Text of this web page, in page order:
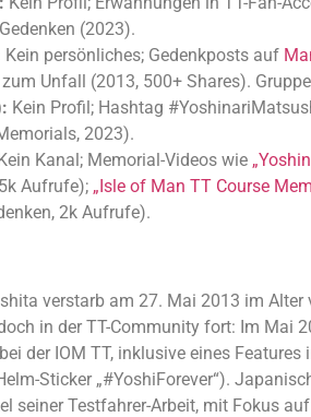
(2023).
Kein persönliches; Gedenkposts auf
Unfall (2013, 500+ Shares).
Kein Profil; Hashtag
2023).
Kanal; Memorial-Videos wie
Aufrufe); „Isle of Man TT Course
2k Aufrufe).
verstarb am 27. Mai 2013 im Alter
in der TT-Community fort: Im Mai
der IOM TT, inklusive eines
Sticker „#YoshiForever“).
seiner Testfahrer-Arbeit, mit Fokus